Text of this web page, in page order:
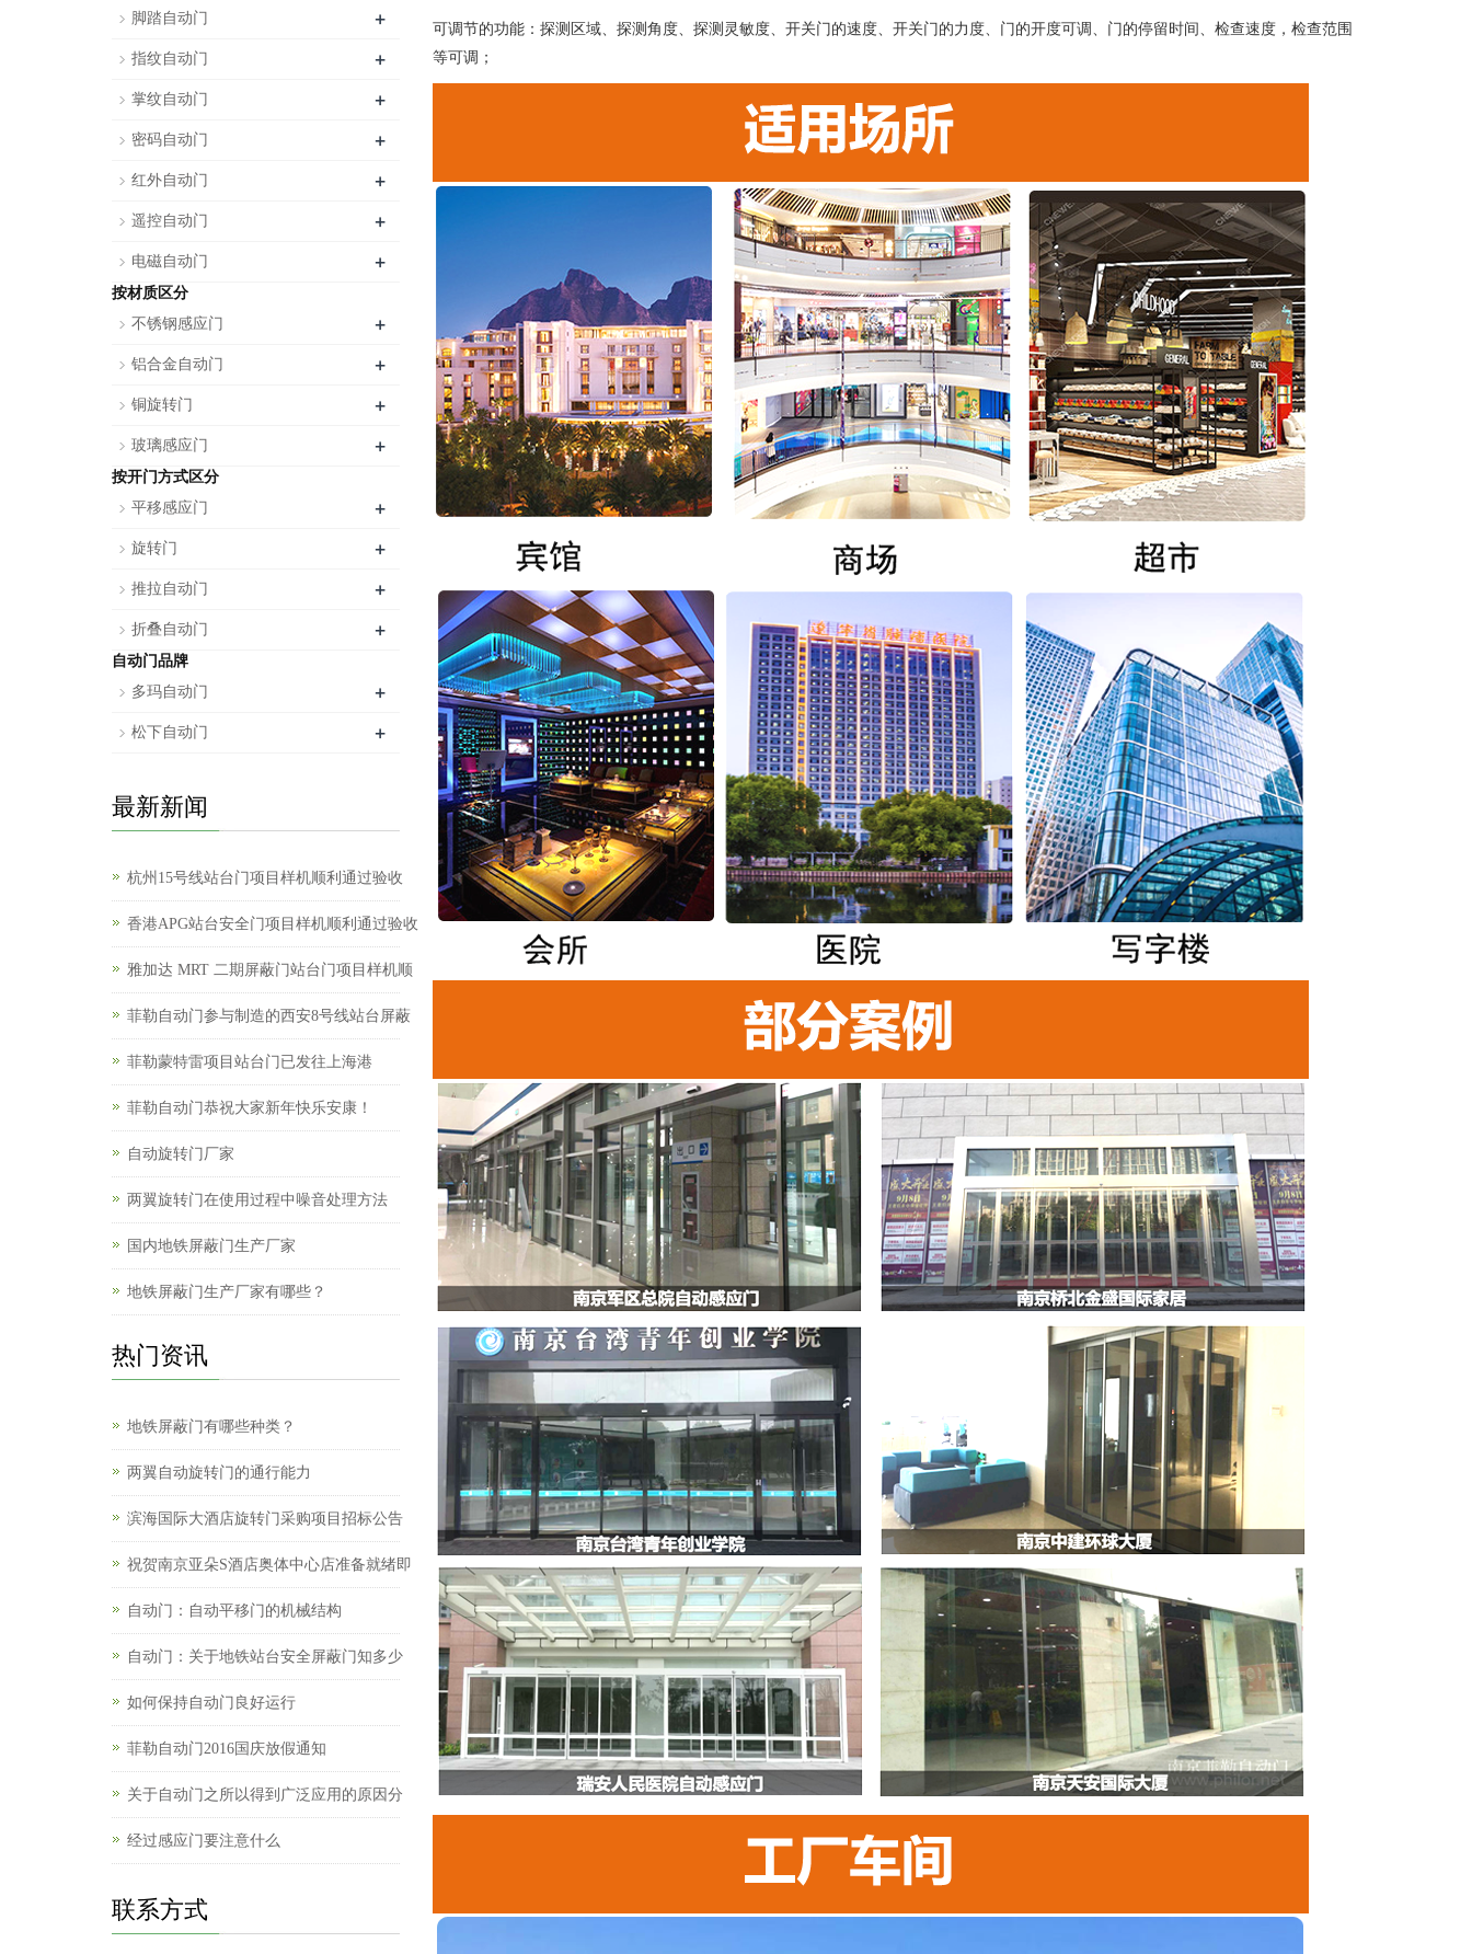
可调节的功能：探测区域、探测角度、探测灵敏度、开关门的速度、开关门的力度、门的开度可调、门的停留时间、检查速度，检查范围
等可调；
脚踏自动门 +
指纹自动门 +
掌纹自动门 +
密码自动门 +
红外自动门 +
遥控自动门 +
电磁自动门 +
按材质区分
不锈钢感应门
+
铝合金自动门 +
铜旋转门 +
玻璃感应门 +
按开门方式区分
平移感应门
+
旋转门 +
推拉自动门 +
折叠自动门 +
自动门品牌
多玛自动门
+
松下自动门 +
最新新闻
杭州15号线站台门项目样机顺利通过验收
香港APG站台安全门项目样机顺利通过验收
雅加达 MRT 二期屏蔽门站台门项目样机顺
菲勒自动门参与制造的西安8号线站台屏蔽
菲勒蒙特雷项目站台门已发往上海港
菲勒自动门恭祝大家新年快乐安康！
自动旋转门厂家
两翼旋转门在使用过程中噪音处理方法
国内地铁屏蔽门生产厂家
地铁屏蔽门生产厂家有哪些？
热门资讯
地铁屏蔽门有哪些种类？
两翼自动旋转门的通行能力
滨海国际大酒店旋转门采购项目招标公告
祝贺南京亚朵S酒店奥体中心店准备就绪即
自动门：自动平移门的机械结构
自动门：关于地铁站台安全屏蔽门知多少
如何保持自动门良好运行
菲勒自动门2016国庆放假通知
关于自动门之所以得到广泛应用的原因分
经过感应门要注意什么
联系方式